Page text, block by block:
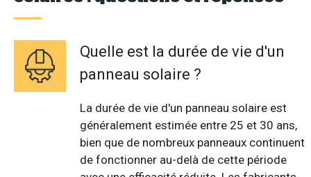
Quelle est la durée de vie d'un
panneau solaire ?
La durée de vie d'un panneau solaire est
généralement estimée entre 25 et 30 ans,
bien que de nombreux panneaux continuent
de fonctionner au-delà de cette période